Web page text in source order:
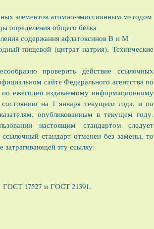
элементов атомно-эмиссионным методом
определения общего белка
содержания афлатоксинов В и М
пищевой (цитрат натрия). Технические
проверить действие ссылочных
сайте Федерального агентства по
ежегодно издаваемому информационному
на 1 января текущего года, и по
опубликованным в текущем году.
настоящим стандартом следует
стандарт отменен без замены, то
затрагивающей эту ссылку.
ГОСТ 17527 и ГОСТ 21391.